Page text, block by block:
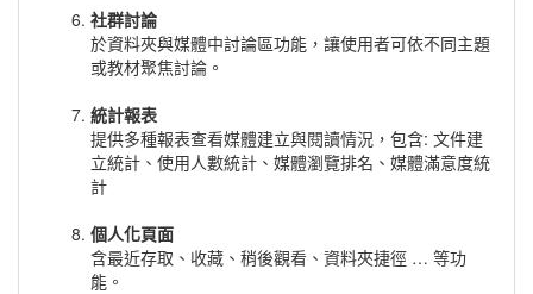
社群討論
於資料夾與媒體中討論區功能，讓使用者可依不同主題
或教材聚焦討論。
統計報表
提供多種報表查看媒體建立與閱讀情況，包含: 文件建
立統計、使用人數統計、媒體瀏覽排名、媒體滿意度統
計
個人化頁面
含最近存取、收藏、稍後觀看、資料夾捷徑 … 等功
能。